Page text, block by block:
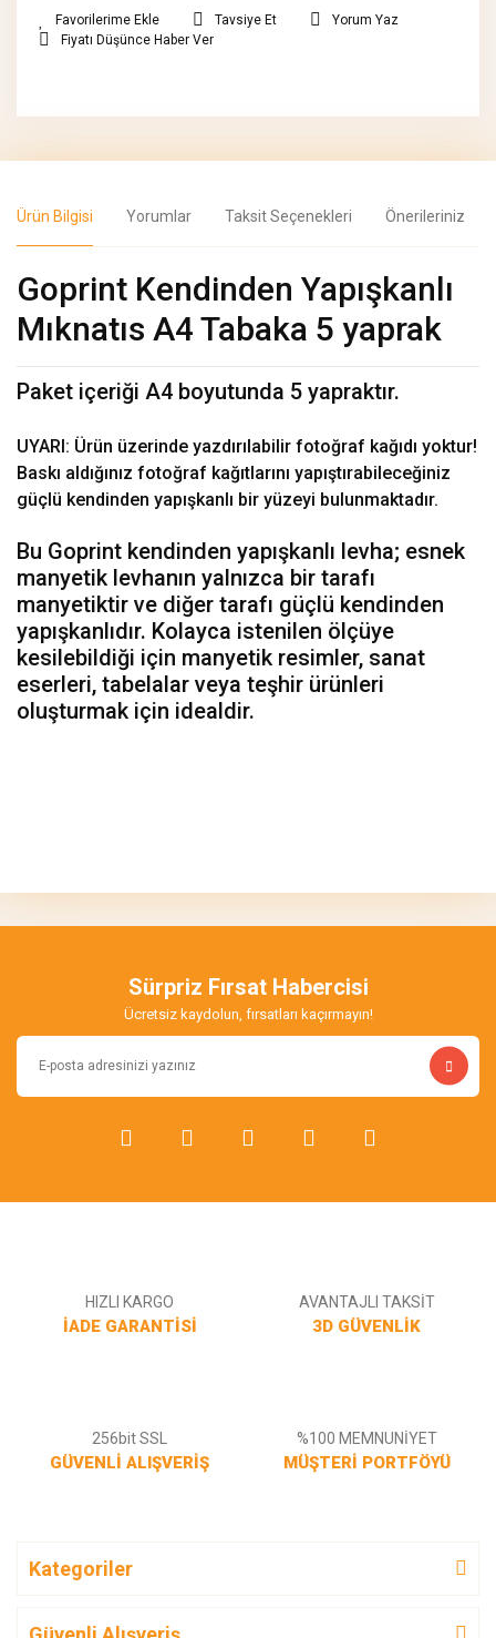
Tavsiye Et
Yorum Yaz
Fiyatı Düşünce Haber Ver
Ürün Bilgisi Yorumlar Taksit Seçenekleri Önerileriniz
Goprint Kendinden Yapışkanlı
Mıknatıs A4 Tabaka 5 yaprak
Paket içeriği A4 boyutunda 5 yapraktır.
UYARI: Ürün üzerinde yazdırılabilir fotoğraf kağıdı yoktur!
Baskı aldığınız fotoğraf kağıtlarını yapıştırabileceğiniz
güçlü kendinden yapışkanlı bir yüzeyi bulunmaktadır.
Bu Goprint kendinden yapışkanlı levha; esnek
manyetik levhanın yalnızca bir tarafı
manyetiktir ve diğer tarafı güçlü kendinden
yapışkanlıdır. Kolayca istenilen ölçüye
kesilebildiği için manyetik resimler, sanat
eserleri, tabelalar veya teşhir ürünleri
oluşturmak için idealdir.
Yorum Yaz
Ürün bilgilerinde hatalar bulunuyor.
Ürün fiyatı diğer sitelerden daha pahalı.
Bu ürüne benzer farklı alternatifler olmalı.
Sürpriz Fırsat Habercisi
Ücretsiz kaydolun, fırsatları kaçırmayın!
HIZLI KARGO
İADE GARANTİSİ
AVANTAJLI TAKSİT
3D GÜVENLİK
256bit SSL
GÜVENLİ ALIŞVERİŞ
%100 MEMNUNİYET
MÜŞTERİ PORTFÖYÜ
Kategoriler